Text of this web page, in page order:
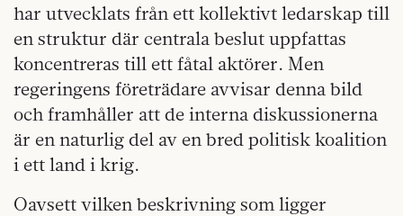
har utvecklats från ett kollektivt ledarskap till
en struktur där centrala beslut uppfattas
koncentreras till ett fåtal aktörer. Men
regeringens företrädare avvisar denna bild
och framhåller att de interna diskussionerna
är en naturlig del av en bred politisk koalition
i ett land i krig.
Oavsett vilken beskrivning som ligger